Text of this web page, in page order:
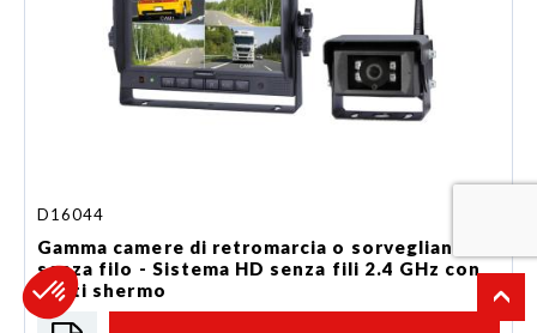
D16044
Gamma camere di retromarcia o sorveglianza
senza filo - Sistema HD senza fili 2.4 GHz con
multi shermo